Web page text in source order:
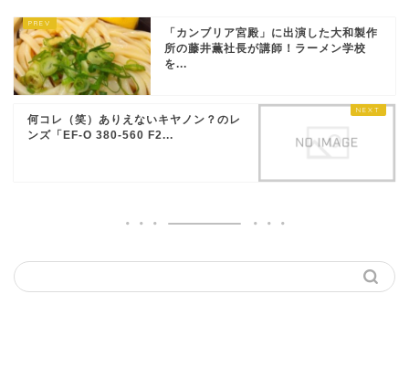
「カンブリア宮殿」に出演した大和製作
所の藤井薫社長が講師！ラーメン学校
を...
何コレ（笑）ありえないキヤノン？のレ
ンズ「EF-O 380-560 F2...